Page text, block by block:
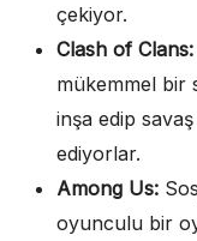
çekiyor.
Clash of Clans:
mükemmel bir
inşa edip
ediyorlar.
Among Us:
oyunculu bir